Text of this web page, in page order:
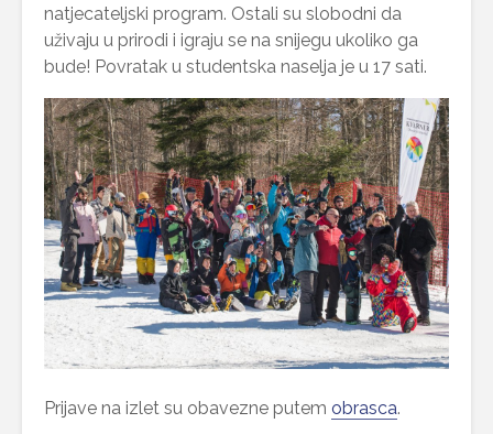
natjecateljski program. Ostali su slobodni da
uživaju u prirodi i igraju se na snijegu ukoliko ga
bude! Povratak u studentska naselja je u 17 sati.
Prijave na izlet su obavezne putem obrasca.